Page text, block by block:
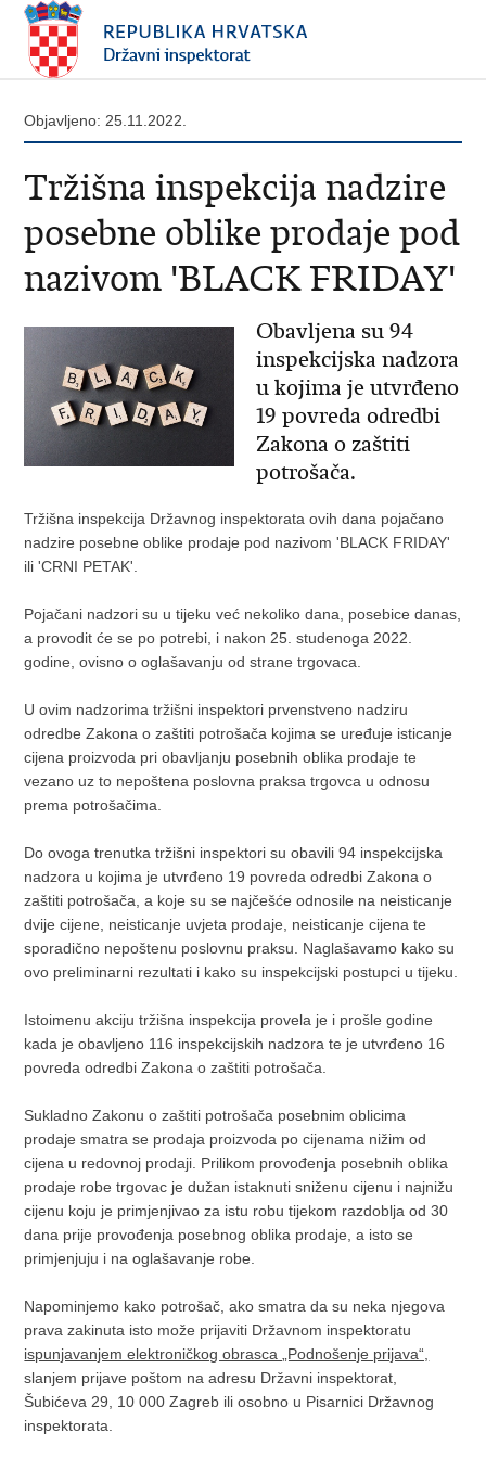
Objavljeno: 25.11.2022.
Tržišna inspekcija nadzire
posebne oblike prodaje pod
nazivom 'BLACK FRIDAY'
Obavljena su 94
inspekcijska nadzora
u kojima je utvrđeno
19 povreda odredbi
Zakona o zaštiti
potrošača.
Tržišna inspekcija Državnog inspektorata ovih dana pojačano
nadzire posebne oblike prodaje pod nazivom 'BLACK FRIDAY'
ili 'CRNI PETAK'.
Pojačani nadzori su u tijeku već nekoliko dana, posebice danas,
a provodit će se po potrebi, i nakon 25. studenoga 2022.
godine, ovisno o oglašavanju od strane trgovaca.
U ovim nadzorima tržišni inspektori prvenstveno nadziru
odredbe Zakona o zaštiti potrošača kojima se uređuje isticanje
cijena proizvoda pri obavljanju posebnih oblika prodaje te
vezano uz to nepoštena poslovna praksa trgovca u odnosu
prema potrošačima.
Do ovoga trenutka tržišni inspektori su obavili 94 inspekcijska
nadzora u kojima je utvrđeno 19 povreda odredbi Zakona o
zaštiti potrošača, a koje su se najčešće odnosile na neisticanje
dvije cijene, neisticanje uvjeta prodaje, neisticanje cijena te
sporadično nepoštenu poslovnu praksu. Naglašavamo kako su
ovo preliminarni rezultati i kako su inspekcijski postupci u tijeku.
Istoimenu akciju tržišna inspekcija provela je i prošle godine
kada je obavljeno 116 inspekcijskih nadzora te je utvrđeno 16
povreda odredbi Zakona o zaštiti potrošača.
Sukladno Zakonu o zaštiti potrošača posebnim oblicima
prodaje smatra se prodaja proizvoda po cijenama nižim od
cijena u redovnoj prodaji. Prilikom provođenja posebnih oblika
prodaje robe trgovac je dužan istaknuti sniženu cijenu i najnižu
cijenu koju je primjenjivao za istu robu tijekom razdoblja od 30
dana prije provođenja posebnog oblika prodaje, a isto se
primjenjuju i na oglašavanje robe.
Napominjemo kako potrošač, ako smatra da su neka njegova
prava zakinuta isto može prijaviti Državnom inspektoratu
ispunjavanjem elektroničkog obrasca „Podnošenje prijava“,
slanjem prijave poštom na adresu Državni inspektorat,
Šubićeva 29, 10 000 Zagreb ili osobno u Pisarnici Državnog
inspektorata.